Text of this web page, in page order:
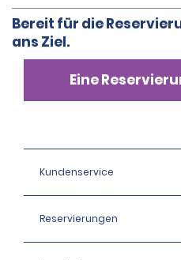
Bereit für die
ans Ziel.
Eine
Kundenservice
Reservierungen